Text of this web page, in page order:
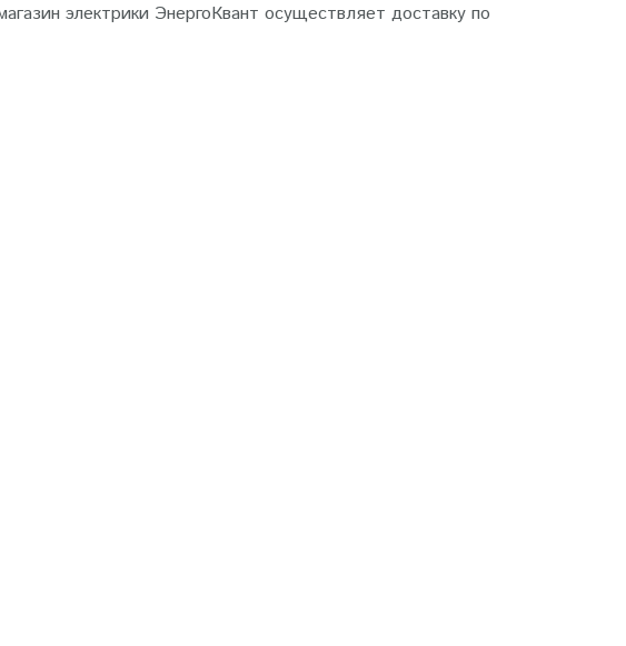
электрики ЭнергоКвант осуществляет доставку по